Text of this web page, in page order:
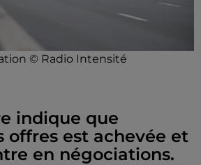
© Radio Intensité
indique que
offres est achevée et
en négociations.